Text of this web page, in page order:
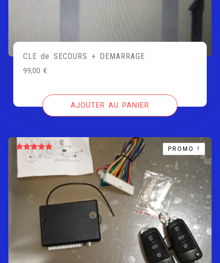
CLE de SECOURS + DEMARRAGE
99,00€
AJOUTER AU PANIER
Note 5.00
PROMO !
PROMO !